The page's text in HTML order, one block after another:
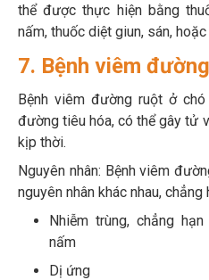
thể được thực hiện bằng
nấm, thuốc diệt giun, sán,
7. Bệnh viêm
Bệnh viêm đường ruột ở
đường tiêu hóa, có thể gây tử
kịp thời.
Nguyên nhân: Bệnh viêm
nguyên nhân khác nhau, chẳng
Nhiễm trùng, chẳng
nấm
Dị ứng